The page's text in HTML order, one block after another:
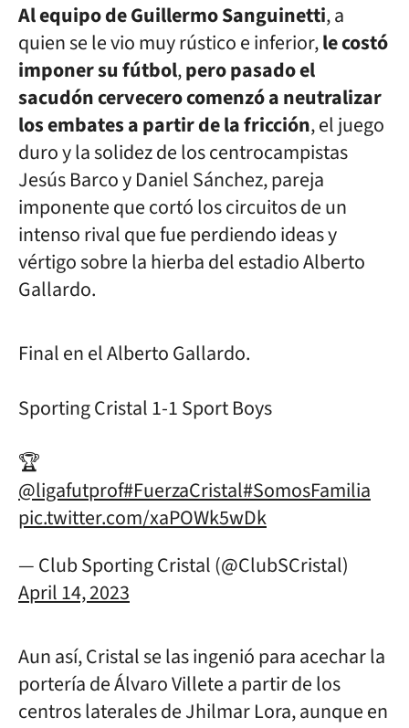
Al equipo de Guillermo Sanguinetti, a
quien se le vio muy rústico e inferior,le costó
imponer su fútbol,pero pasado el
sacudón cervecero comenzó a neutralizar
los embates a partir de la fricción, el juego
duro y la solidez de los centrocampistas
Jesús Barco y Daniel Sánchez, pareja
imponente que cortó los circuitos de un
intenso rival que fue perdiendo ideas y
vértigo sobre la hierba del estadio Alberto
Gallardo.
Final en el Alberto Gallardo.
Sporting Cristal 1-1 Sport Boys
🏆
@ligafutprof#FuerzaCristal#SomosFamilia
pic.twitter.com/xaPOWk5wDk
— Club Sporting Cristal (@ClubSCristal)
April 14, 2023
Aun así, Cristal se las ingenió para acechar la
portería de Álvaro Villete a partir de los
centros laterales de Jhilmar Lora, aunque en